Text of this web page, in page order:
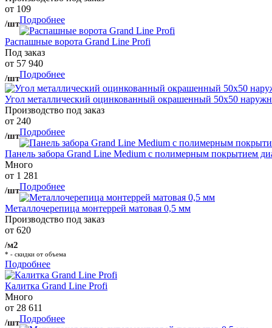
от 109
/штПодробнее
Распашные ворота Grand Line Profi
Под заказ
от 57 940
/штПодробнее
Угол металлический оцинкованный окрашенный 50х50
Производство под заказ
от 240
/штПодробнее
Панель забора Grand Line Medium с полимерным покрытием
Много
от 1 281
/штПодробнее
Металлочерепица монтеррей матовая 0,5 мм
Производство под заказ
от 620
/м2
* - скидки от объема
Подробнее
Калитка Grand Line Profi
Много
от 28 611
/штПодробнее